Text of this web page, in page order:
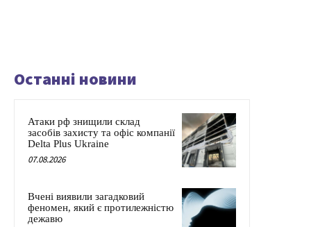
Останні новини
Атаки рф знищили склад
засобів захисту та офіс компанії
Delta Plus Ukraine
07.08.2026
Вчені виявили загадковий
феномен, який є протилежністю
дежавю